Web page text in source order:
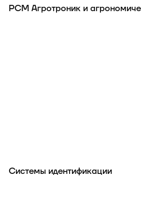
РСМ Агротроник и
Системы идентификации